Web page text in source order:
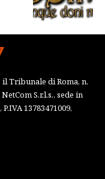
Tribunale di Roma, n.
S.r.l.s., sede in
13783471009,